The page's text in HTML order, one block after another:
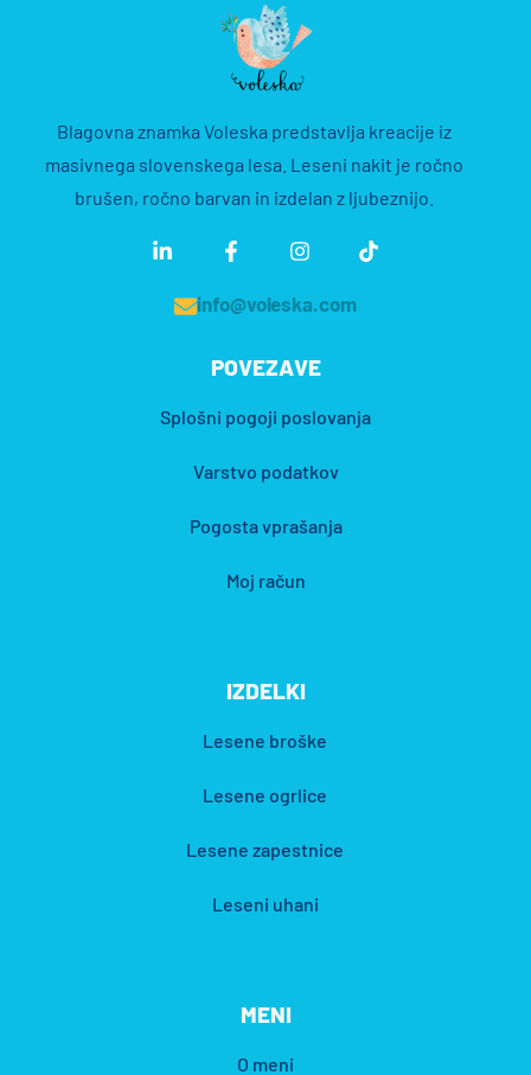
Blagovna znamka Voleska predstavlja kreacije iz
masivnega slovenskega lesa. Leseni nakit je ročno
brušen, ročno barvan in izdelan z ljubeznijo.
info@voleska.com
POVEZAVE
Splošni pogoji poslovanja
Varstvo podatkov
Pogosta vprašanja
Moj račun
IZDELKI
Lesene broške
Lesene ogrlice
Lesene zapestnice
Leseni uhani
MENI
O meni